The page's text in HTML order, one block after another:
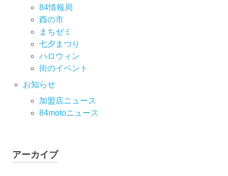
84情報局
酉の市
まちゼミ
七⼣まつり
ハロウィン
街のイベント
お知らせ
加盟店ニュース
84motoニュース
アーカイブ